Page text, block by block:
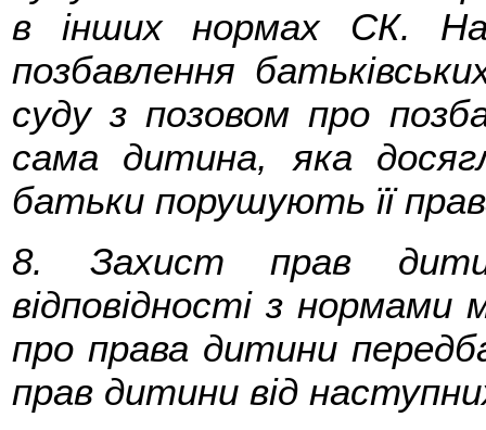
в інших нормах СК.
позбавлення
суду з позовом про
сама дитина, яка
батьки порушують її
8. Захист прав
відповідності з нормами
про права дитини
прав дитини від